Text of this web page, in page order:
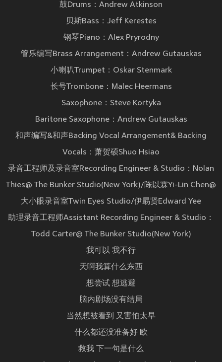
鼓Drums：Andrew Atkinson
贝斯Bass：Jeff Kerestes
钢琴Piano：Alex Pryrodny
管乐编写Brass Arrangement：Andrew Gutauskas
小喇叭Trumpet：Oskar Stenmark
长号Trombone：Malec Heermans
Saxophone：Steve Kortyka
Baritone Saxophone：Andrew Gutauskas
和声编写&和声Backing Vocal Arrangement& Backing
Vocals：萧贺硕Shuo Hsiao
录音工程师及录音室Recording Engineer & Studio：Nolan
Thies@ The Bunker Studio(New York)/陈以霖Yi-Lin Chen@
大小眼录音室Twin Eyes Studio/伊勗贤Edward Yee
助理录音工程师Assistant Recording Engineer & Studio：
Todd Carter@ The Bunker Studio(New York)
我可以 我不行
天啊我算什么东西
想尝试 想逃避
脑内剧场没有结局
当然想被看到 又害怕太早
什么都还没准备好 欧
救我 下一句是什么